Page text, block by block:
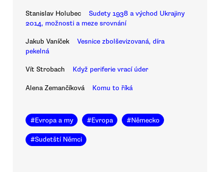
Stanislav Holubec
Sudety 1938 a východ Ukrajiny
2014, možnosti a meze srovnání
Jakub Vaníček
Vesnice zbolševizovaná, díra
pekelná
Vít Strobach Když periferie vrací úder
Alena Zemančíková Komu to říká
#Evropa a my #Evropa #Německo
#Sudetští Němci